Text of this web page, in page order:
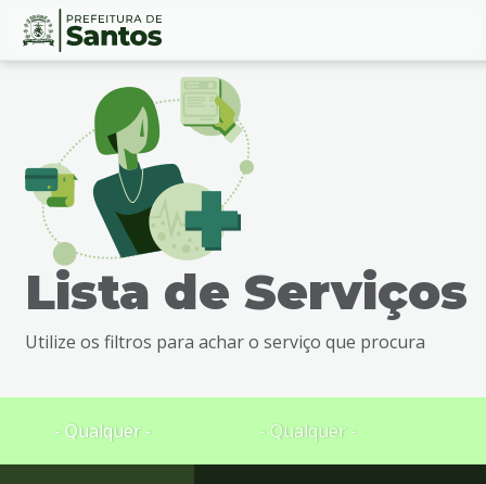
Ir
busca
Ir
rodapé
Conteúdo
Lista de Serviços
Utilize os filtros para achar o serviço que procura
- Qualquer - - Qualquer -